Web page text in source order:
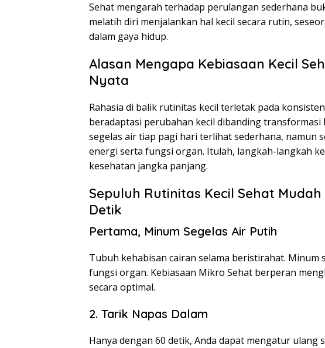
Sehat mengarah terhadap perulangan sederhana
melatih diri menjalankan hal kecil secara rutin,
dalam gaya hidup.
Alasan Mengapa Kebiasaan Kecil
Nyata
Rahasia di balik rutinitas kecil terletak pada
beradaptasi perubahan kecil dibanding transformasi
segelas air tiap pagi hari terlihat sederhana, namun
energi serta fungsi organ. Itulah, langkah-langkah
kesehatan jangka panjang.
Sepuluh Rutinitas Kecil Sehat
Detik
Pertama, Minum Segelas Air Putih
Tubuh kehabisan cairan selama beristirahat. Minum
fungsi organ. Kebiasaan Mikro Sehat berperan
secara optimal.
2. Tarik Napas Dalam
Hanya dengan 60 detik, Anda dapat mengatur ulang